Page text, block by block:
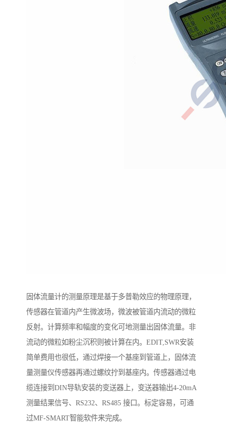
固体流量计的测量原理是基于多普勒效应的物理原理，
传感器在管道内产生微波场，微波被管道内流动的微粒
反射。计算频率和幅度的变化可地测量出固体流量。非
流动的微粒如粉尘沉积则被计算在内。EDIT,SWR安装
简单费用也很低，通过焊接一个基座到管道上，固体流
量测量仪传感器再通过螺纹拧到基座内。传感器通过电
缆连接到DIN导轨安装的变送器上，变送器输出4-20mA
测量结果信号、RS232、RS485 接口。标定容易，可通
过MF-SMART智能软件来完成。